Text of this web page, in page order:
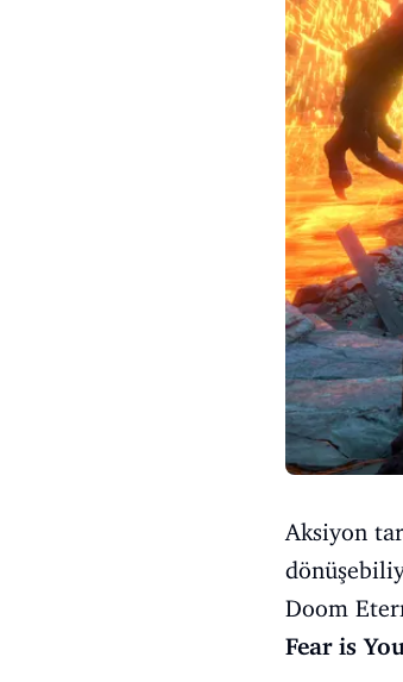
Aksiyon
Doom
Fear is You